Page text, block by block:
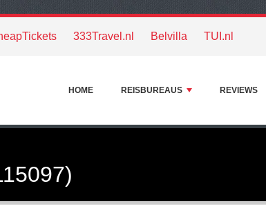
333Travel.nl Belvilla TUI.nl
HOME REISBUREAUS REVIEWS